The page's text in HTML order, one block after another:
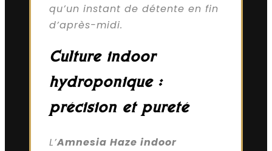
qu’un instant de détente en fin
d’après-midi.
Culture indoor
hydroponique :
précision et pureté
L’Amnesia Haze indoor